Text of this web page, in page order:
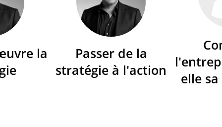
la
Passer de la
stratégie à l'action
elle